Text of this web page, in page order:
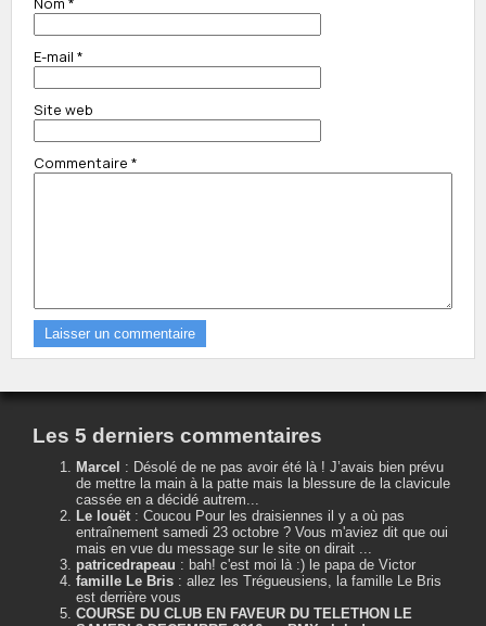
E-mail *
Site web
Commentaire *
Les 5 derniers commentaires
Marcel : Désolé de ne pas avoir été là ! J’avais bien prévu
de mettre la main à la patte mais la blessure de la clavicule
cassée en a décidé autrem...
Le louët: Coucou Pour les draisiennes il y a où pas
entraînement samedi 23 octobre ? Vous m'aviez dit que oui
mais en vue du message sur le site on dirait ...
patricedrapeau : bah! c'est moi là :) le papa de Victor
famille Le Bris : allez les Trégueusiens, la famille Le Bris
est derrière vous
COURSE DU CLUB EN FAVEUR DU TELETHON LE